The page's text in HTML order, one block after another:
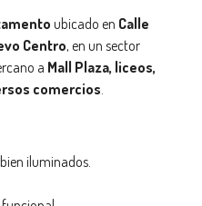
ubicado en Calle
Centro, en un sector
a Mall Plaza, liceos,
comercios.
iluminados.